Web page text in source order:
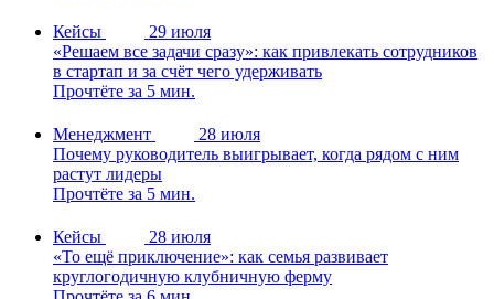
Кейсы
29 июля
«Решаем все задачи сразу»: как привлекать сотрудников
в стартап и за счёт чего удерживать
Прочтёте за 5 мин.
Менеджмент
28 июля
Почему руководитель выигрывает, когда рядом с ним
растут лидеры
Прочтёте за 5 мин.
Кейсы
28 июля
«То ещё приключение»: как семья развивает
круглогодичную клубничную ферму